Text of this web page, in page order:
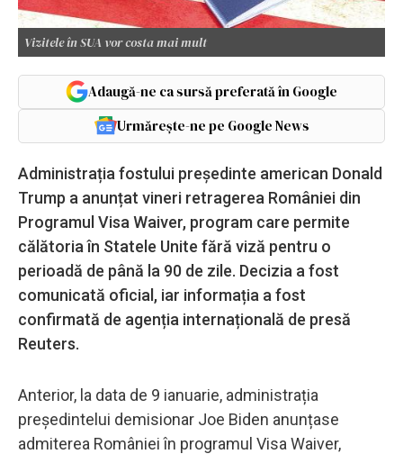
Vizitele în SUA vor costa mai mult
Adaugă-ne ca sursă preferată în Google
Urmărește-ne pe Google News
Administrația fostului președinte american Donald
Trump a anunțat vineri retragerea României din
Programul Visa Waiver, program care permite
călătoria în Statele Unite fără viză pentru o
perioadă de până la 90 de zile. Decizia a fost
comunicată oficial, iar informația a fost
confirmată de agenția internațională de presă
Reuters.
Anterior, la data de 9 ianuarie, administrația
președintelui demisionar Joe Biden anunțase
admiterea României în programul Visa Waiver,